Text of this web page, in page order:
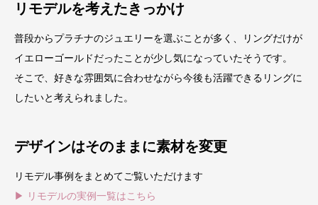
リモデルを考えたきっかけ
普段からプラチナのジュエリーを選ぶことが多く、リングだけが
イエローゴールドだったことが少し気になっていたそうです。
そこで、好きな雰囲気に合わせながら今後も活躍できるリングに
したいと考えられました。
デザインはそのままに素材を変更
リモデル事例をまとめてご覧いただけます
▶ リモデルの実例一覧はこちら